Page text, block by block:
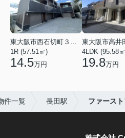
東大阪市西石切町３丁目
1R (57.51㎡)
14.5万円
4LDK (95.58
19.8万円
件一覧 長田駅 ファース